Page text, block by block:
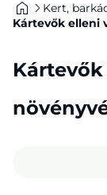
Kert,
Kártevők elleni